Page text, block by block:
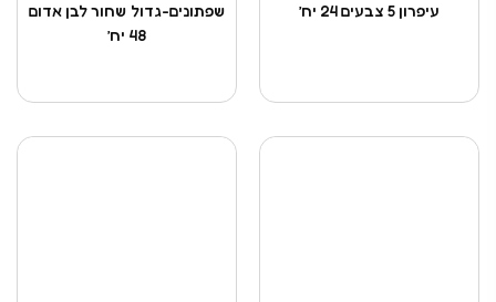
שפתונים-גדול שחור לבן אדום
48 יח’
עיפרון 5 צבעים 24 יח’